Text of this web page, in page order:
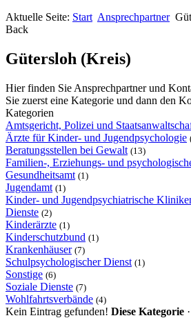
Aktuelle Seite: Start Ansprechpartner
Back
Gütersloh (Kreis)
Hier finden Sie Ansprechpartner und
Sie zuerst eine Kategorie und dann den
Kategorien
Amtsgericht, Polizei und
Ärzte für Kinder- und Jugendpsychologie
Beratungsstellen bei Gewalt (13)
Familien-, Erziehungs- und
Gesundheitsamt (1)
Jugendamt (1)
Kinder- und Jugendpsychiatrische
Dienste (2)
Kinderärzte (1)
Kinderschutzbund (1)
Krankenhäuser (7)
Schulpsychologischer Dienst (1)
Sonstige (6)
Soziale Dienste (7)
Wohlfahrtsverbände (4)
Kein Eintrag gefunden! Diese Kategorie ·